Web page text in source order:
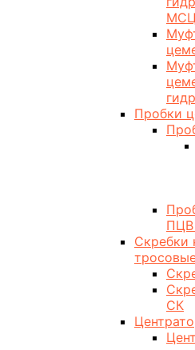
Пробки
Скребки
СК